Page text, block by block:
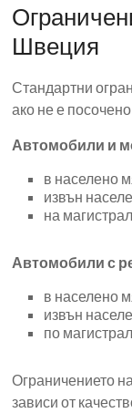
Швеция
Стандартни
ако не е
Автомобили и
в населено
извън
на
Автомобили с
в населено
извън
по
Ограничението
зависи от